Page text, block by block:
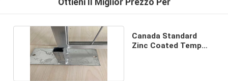
Ottieni Il Miglior Prezzo Per
Canada Standard
Zinc Coated Temp